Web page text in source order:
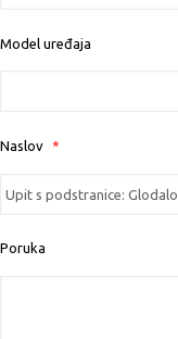
Model uređaja
Naslov *
Poruka